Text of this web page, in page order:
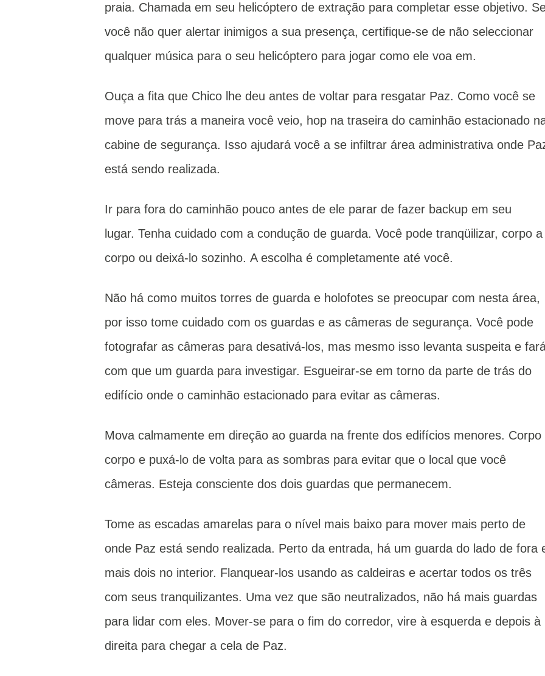
praia. Chamada em seu helicóptero de extração para completar esse objetivo.
você não quer alertar inimigos a sua presença, certifique-se de não seleccionar
qualquer música para o seu helicóptero para jogar como ele voa em.
Ouça a fita que Chico lhe deu antes de voltar para resgatar Paz. Como você se
move para trás a maneira você veio, hop na traseira do caminhão estacionado
cabine de segurança. Isso ajudará você a se infiltrar área administrativa onde
está sendo realizada.
Ir para fora do caminhão pouco antes de ele parar de fazer backup em seu
lugar. Tenha cuidado com a condução de guarda. Você pode tranqüilizar, corpo a
corpo ou deixá-lo sozinho. A escolha é completamente até você.
Não há como muitos torres de guarda e holofotes se preocupar com nesta área,
por isso tome cuidado com os guardas e as câmeras de segurança. Você pode
fotografar as câmeras para desativá-los, mas mesmo isso levanta suspeita e
com que um guarda para investigar. Esgueirar-se em torno da parte de trás do
edifício onde o caminhão estacionado para evitar as câmeras.
Mova calmamente em direção ao guarda na frente dos edifícios menores. Corpo
corpo e puxá-lo de volta para as sombras para evitar que o local que você
câmeras. Esteja consciente dos dois guardas que permanecem.
Tome as escadas amarelas para o nível mais baixo para mover mais perto de
onde Paz está sendo realizada. Perto da entrada, há um guarda do lado de fora
mais dois no interior. Flanquear-los usando as caldeiras e acertar todos os três
com seus tranquilizantes. Uma vez que são neutralizados, não há mais guardas
para lidar com eles. Mover-se para o fim do corredor, vire à esquerda e depois à
direita para chegar a cela de Paz.